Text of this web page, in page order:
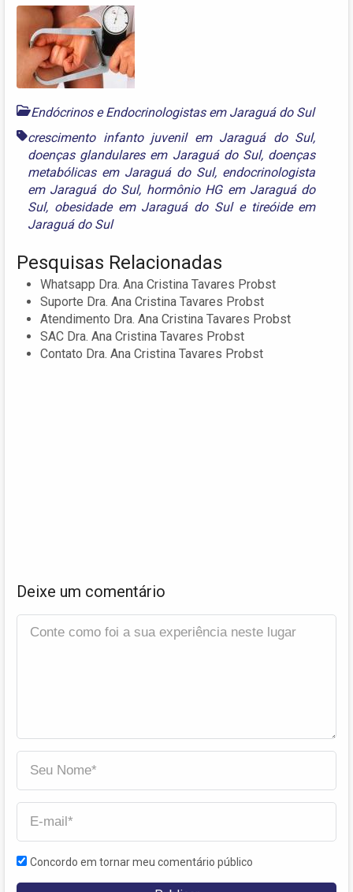
Endócrinos e Endocrinologistas em Jaraguá do Sul
crescimento infanto juvenil em Jaraguá do Sul,
doenças glandulares em Jaraguá do Sul, doenças
metabólicas em Jaraguá do Sul, endocrinologista
em Jaraguá do Sul, hormônio HG em Jaraguá do
Sul, obesidade em Jaraguá do Sule tireóide em
Jaraguá do Sul
Pesquisas Relacionadas
Whatsapp Dra. Ana Cristina Tavares Probst
Suporte Dra. Ana Cristina Tavares Probst
Atendimento Dra. Ana Cristina Tavares Probst
SAC Dra. Ana Cristina Tavares Probst
Contato Dra. Ana Cristina Tavares Probst
Deixe um comentário
Concordo em tornar meu comentário público